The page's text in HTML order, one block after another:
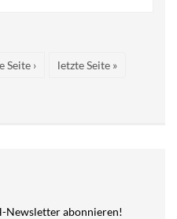
Seite › letzte Seite »
Newsletter abonnieren!